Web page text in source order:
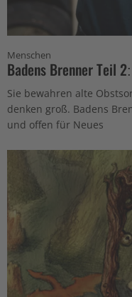
Menschen
Badens Brenner Teil
Sie bewahren alte
denken groß. Badens
und offen für Neues